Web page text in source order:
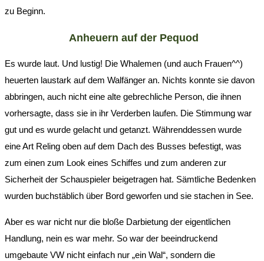
zu Beginn.
Anheuern auf der Pequod
Es wurde laut. Und lustig! Die Whalemen (und auch Frauen^^)
heuerten laustark auf dem Walfänger an. Nichts konnte sie davon
abbringen, auch nicht eine alte gebrechliche Person, die ihnen
vorhersagte, dass sie in ihr Verderben laufen. Die Stimmung war
gut und es wurde gelacht und getanzt. Währenddessen wurde
eine Art Reling oben auf dem Dach des Busses befestigt, was
zum einen zum Look eines Schiffes und zum anderen zur
Sicherheit der Schauspieler beigetragen hat. Sämtliche Bedenken
wurden buchstäblich über Bord geworfen und sie stachen in See.
Aber es war nicht nur die bloße Darbietung der eigentlichen
Handlung, nein es war mehr. So war der beeindruckend
umgebaute VW nicht einfach nur „ein Wal“, sondern die